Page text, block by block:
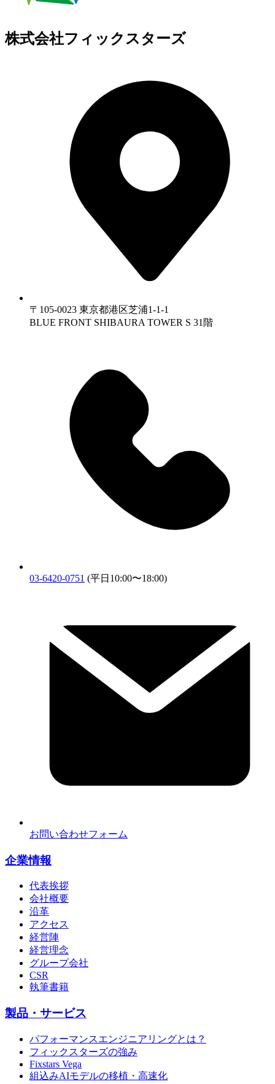
株式会社フィックスターズ
〒105-0023 東京都港区芝浦1-1-1
BLUE FRONT SHIBAURA TOWER S 31階
03-6420-0751 (平日10:00〜18:00)
お問い合わせフォーム
企業情報
代表挨拶
会社概要
沿革
アクセス
経営陣
経営理念
グループ会社
CSR
執筆書籍
製品・サービス
パフォーマンスエンジニアリングとは？
フィックスターズの強み
Fixstars Vega
組込みAIモデルの移植・高速化